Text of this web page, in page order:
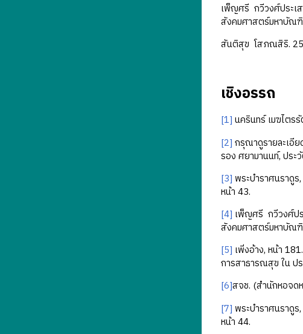
เพ็ญศรี กวีวงศ์ประเ
สังคมศาสตร์มหาบัณ
สันติสุข โสภณสิริ.
เชิงอรรถ
[1] นครินทร์ เมฆไตร
[2] กรุณาดูรายละเอี
รอง ศยามานนท์, ปร
[3] พระบำราศนราดู
หน้า 43.
[4] เพ็ญศรี กวีวงศ์ป
สังคมศาสตร์มหาบัณ
[5] เพิ่งอ้าง, หน้า
การสาธารณสุข ใน ป
[6]สจช. (สํานักหอจด
[7] พระบำราศนราดู
หน้า 44.